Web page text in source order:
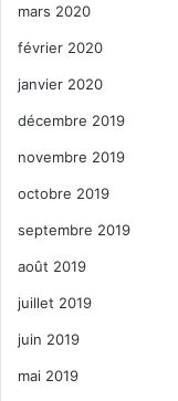
mars 2020
février 2020
janvier 2020
décembre 2019
novembre 2019
octobre 2019
septembre 2019
août 2019
juillet 2019
juin 2019
mai 2019